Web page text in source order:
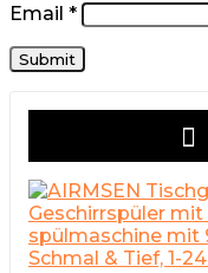
Email *